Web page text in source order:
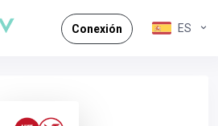
Conexión ES